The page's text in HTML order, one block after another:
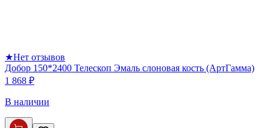
★Нет отзывов
Добор 150*2400 Телескоп Эмаль слоновая кость (АртГамма)
1 868 ₽
В наличии